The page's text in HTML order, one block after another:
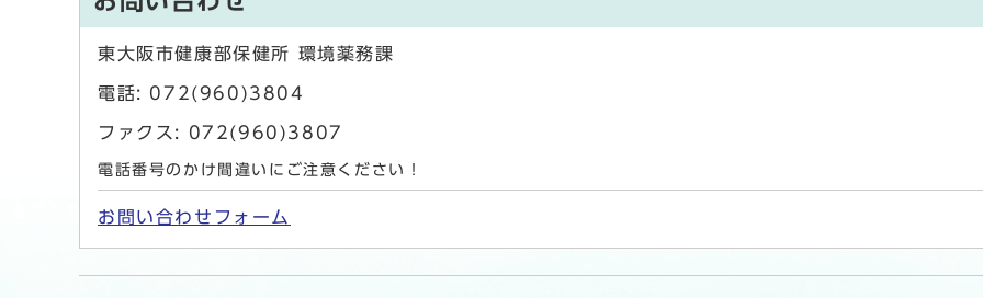
東大阪市健康部保健所 環境薬務課
電話: 072(960)3804
ファクス: 072(960)3807
電話番号のかけ間違いにご注意ください！
お問い合わせフォーム